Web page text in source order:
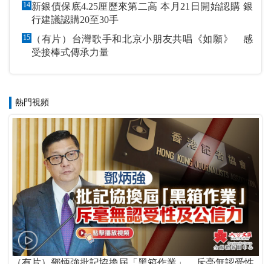
14 新銀債保底4.25厘歷來第二高 本月21日開始認購 銀
行建議認購20至30手
15
（有片）台灣歌手和北京小朋友共唱《如願》 感
受接棒式傳承力量
熱門視頻